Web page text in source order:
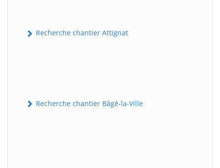
Recherche chantier Attignat
Recherche chantier Bâgé-la-Ville